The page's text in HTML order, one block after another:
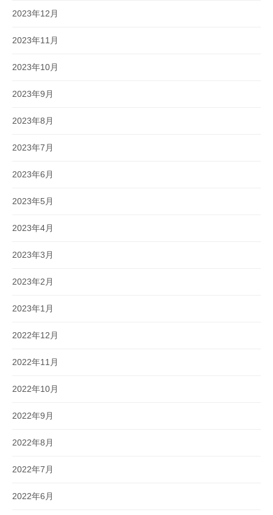
2023年12月
2023年11月
2023年10月
2023年9月
2023年8月
2023年7月
2023年6月
2023年5月
2023年4月
2023年3月
2023年2月
2023年1月
2022年12月
2022年11月
2022年10月
2022年9月
2022年8月
2022年7月
2022年6月